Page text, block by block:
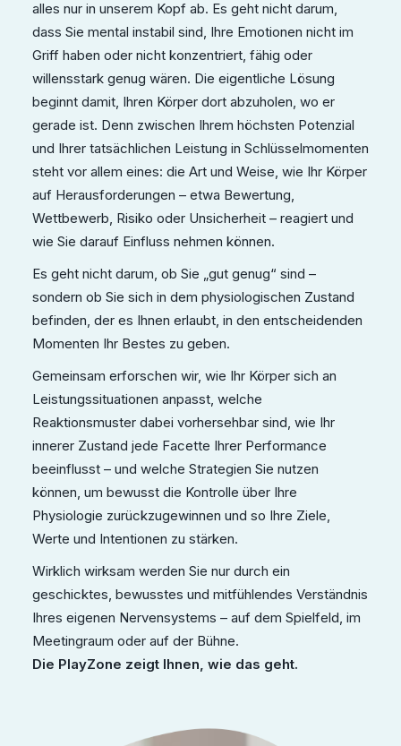
alles nur in unserem Kopf ab. Es geht nicht darum,
dass Sie mental instabil sind, Ihre Emotionen nicht im
Griff haben oder nicht konzentriert, fähig oder
willensstark genug wären. Die eigentliche Lösung
beginnt damit, Ihren Körper dort abzuholen, wo er
gerade ist. Denn zwischen Ihrem höchsten Potenzial
und Ihrer tatsächlichen Leistung in Schlüsselmomenten
steht vor allem eines: die Art und Weise, wie Ihr Körper
auf Herausforderungen – etwa Bewertung,
Wettbewerb, Risiko oder Unsicherheit – reagiert und
wie Sie darauf Einfluss nehmen können.
Es geht nicht darum, ob Sie „gut genug“ sind –
sondern ob Sie sich in dem physiologischen Zustand
befinden, der es Ihnen erlaubt, in den entscheidenden
Momenten Ihr Bestes zu geben.
Gemeinsam erforschen wir, wie Ihr Körper sich an
Leistungssituationen anpasst, welche
Reaktionsmuster dabei vorhersehbar sind, wie Ihr
innerer Zustand jede Facette Ihrer Performance
beeinflusst – und welche Strategien Sie nutzen
können, um bewusst die Kontrolle über Ihre
Physiologie zurückzugewinnen und so Ihre Ziele,
Werte und Intentionen zu stärken.
Wirklich wirksam werden Sie nur durch ein
geschicktes, bewusstes und mitfühlendes Verständnis
Ihres eigenen Nervensystems – auf dem Spielfeld, im
Meetingraum oder auf der Bühne.
Die PlayZone zeigt Ihnen, wie das geht.